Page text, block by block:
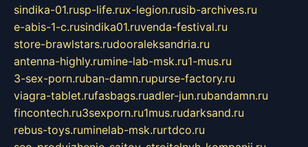
sindika-01.rusp-life.rux-legion.rusib-archives.ru
e-abis-1-c.rusindika01.ruvenda-festival.ru
store-brawlstars.rudooraleksandria.ru
antenna-highly.rumine-lab-msk.ru1-mus.ru
3-sex-porn.ruban-damn.rupurse-factory.ru
viagra-tablet.rufasbags.ruadler-jun.rubandamn.ru
fincontech.ru3sexporn.ru1mus.rudarksand.ru
rebus-toys.ruminelab-msk.rurtdco.ru